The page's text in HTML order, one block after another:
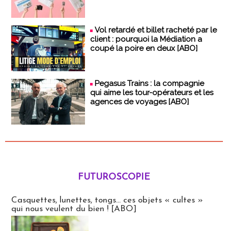
Vol retardé et billet racheté par le
client : pourquoi la Médiation a
coupé la poire en deux [ABO]
Pegasus Trains : la compagnie
qui aime les tour-opérateurs et les
agences de voyages [ABO]
FUTUROSCOPIE
Casquettes, lunettes, tongs... ces objets « cultes »
qui nous veulent du bien ! [ABO]